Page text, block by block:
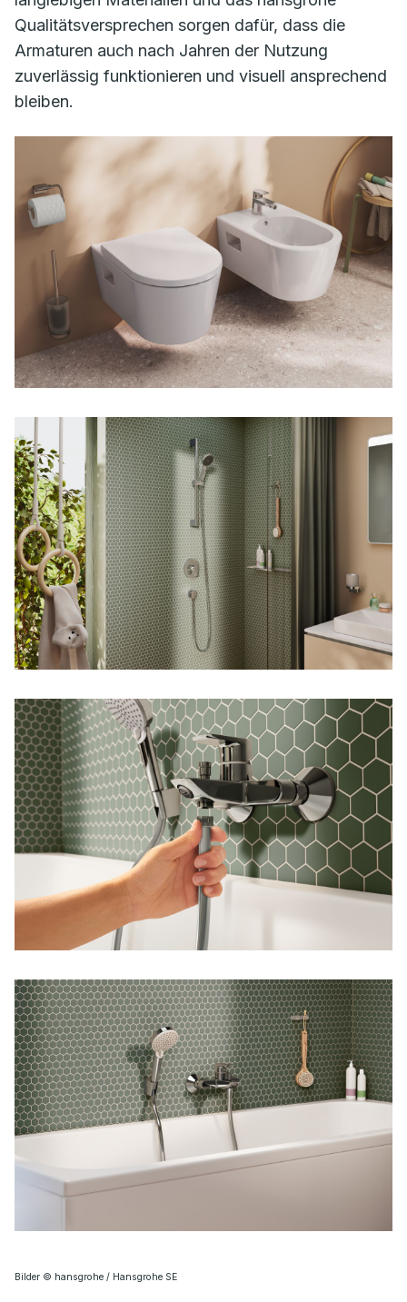
Qualitätsversprechen sorgen dafür, dass die
Armaturen auch nach Jahren der Nutzung
zuverlässig funktionieren und visuell ansprechend
bleiben.
Bilder © hansgrohe / Hansgrohe SE